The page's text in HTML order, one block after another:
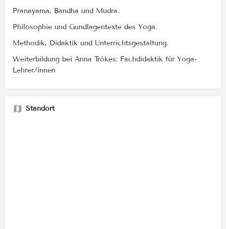
Pranayama, Bandha und Mudra.
Philosophie und Gundlagentexte des Yoga.
Methodik, Didaktik und Unterrichtsgestaltung.
Weiterbildung bei Anna Trökes: Fachdidaktik für Yoga-
Lehrer/innen
Standort